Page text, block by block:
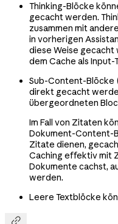
Thinking-Blöcke
gecacht werden.
zusammen mit
in vorherigen
diese Weise gecacht
dem Cache als Input-
Sub-Content-Blöcke
direkt gecacht
übergeordneten
Im Fall von Zitaten
Dokument-Content-
Zitate dienen,
Caching effektiv mit
Dokumente cachst,
werden.
Leere Textblöcke
